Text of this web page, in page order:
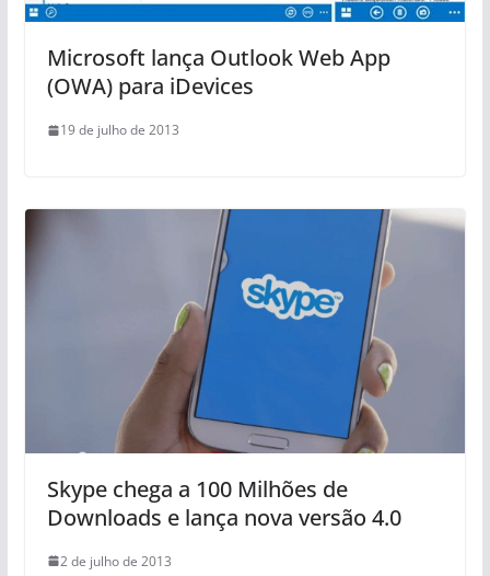
Microsoft lança Outlook Web App
(OWA) para iDevices
19 de julho de 2013
Skype chega a 100 Milhões de
Downloads e lança nova versão 4.0
2 de julho de 2013